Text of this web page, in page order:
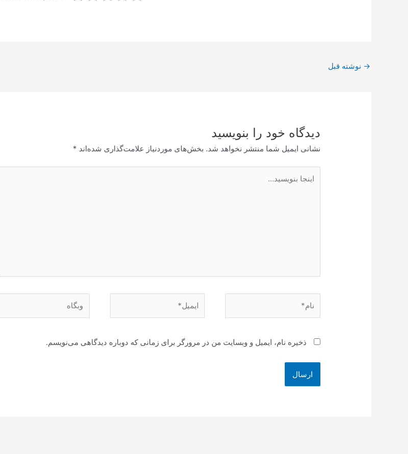
پیمایش
→ نوشته قبل
دیدگاه‌ خود را بنویسید
نشانی ایمیل شما منتشر نخواهد شد. بخش‌های موردنیاز علامت‌گذاری شده‌اند *
بنویسید…
ذخیره نام، ایمیل و وبسایت من در مرورگر برای زمانی که دوباره دیدگاهی می‌نویسم.